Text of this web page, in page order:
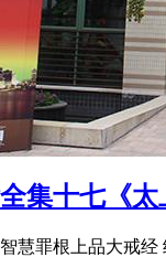
集十七《太
慧罪根上品大戒